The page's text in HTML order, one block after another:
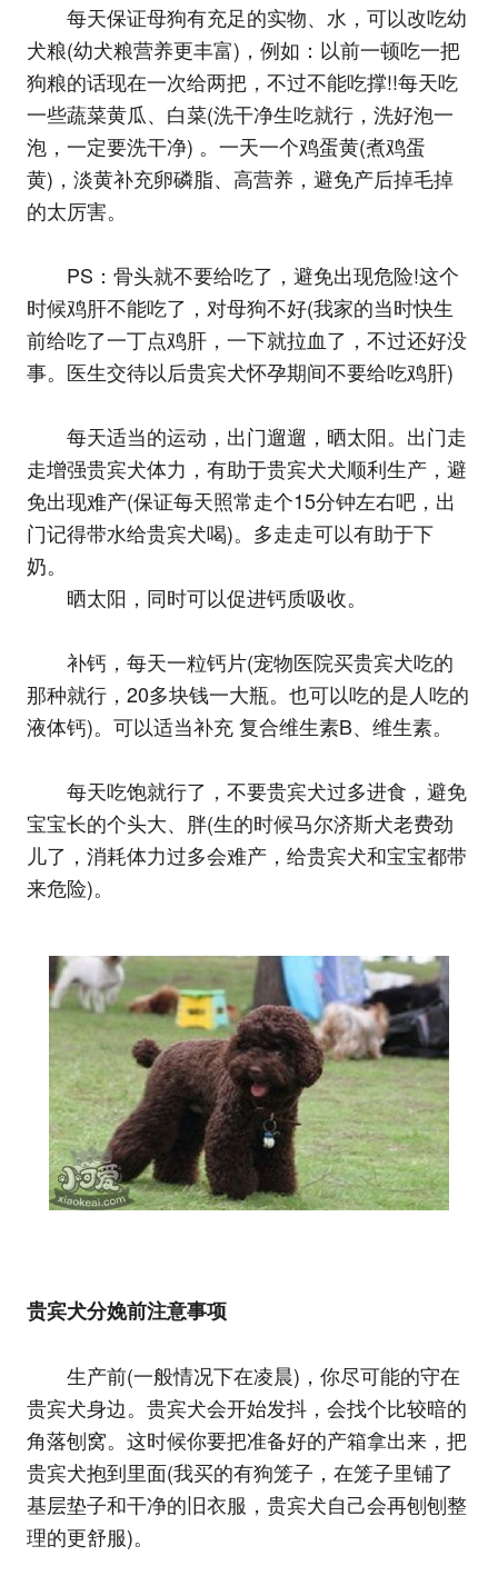
每天保证母狗有充足的实物、水，可以改吃幼
犬粮(幼犬粮营养更丰富)，例如：以前一顿吃一把
狗粮的话现在一次给两把，不过不能吃撑!!每天吃
一些蔬菜黄瓜、白菜(洗干净生吃就行，洗好泡一
泡，一定要洗干净) 。一天一个鸡蛋黄(煮鸡蛋
黄)，淡黄补充卵磷脂、高营养，避免产后掉毛掉
的太厉害。
PS：骨头就不要给吃了，避免出现危险!这个
时候鸡肝不能吃了，对母狗不好(我家的当时快生
前给吃了一丁点鸡肝，一下就拉血了，不过还好没
事。医生交待以后贵宾犬怀孕期间不要给吃鸡肝)
每天适当的运动，出门遛遛，晒太阳。出门走
走增强贵宾犬体力，有助于贵宾犬犬顺利生产，避
免出现难产(保证每天照常走个15分钟左右吧，出
门记得带水给贵宾犬喝)。多走走可以有助于下
奶。
晒太阳，同时可以促进钙质吸收。
补钙，每天一粒钙片(宠物医院买贵宾犬吃的
那种就行，20多块钱一大瓶。也可以吃的是人吃的
液体钙)。可以适当补充 复合维生素B、维生素。
每天吃饱就行了，不要贵宾犬过多进食，避免
宝宝长的个头大、胖(生的时候马尔济斯犬老费劲
儿了，消耗体力过多会难产，给贵宾犬和宝宝都带
来危险)。
贵宾犬分娩前注意事项
生产前(一般情况下在凌晨)，你尽可能的守在
贵宾犬身边。贵宾犬会开始发抖，会找个比较暗的
角落刨窝。这时候你要把准备好的产箱拿出来，把
贵宾犬抱到里面(我买的有狗笼子，在笼子里铺了
基层垫子和干净的旧衣服，贵宾犬自己会再刨刨整
理的更舒服)。